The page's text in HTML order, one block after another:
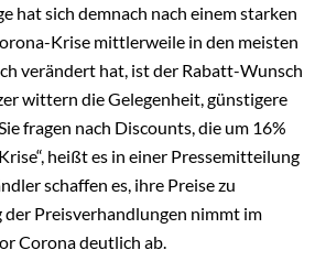
hat sich demnach nach einem starken
Krise mittlerweile in den meisten
verändert hat, ist der Rabatt-Wunsch
wittern die Gelegenheit, günstigere
fragen nach Discounts, die um 16%
heißt es in einer Pressemitteilung
schaffen es, ihre Preise zu
Preisverhandlungen nimmt im
Corona deutlich ab.